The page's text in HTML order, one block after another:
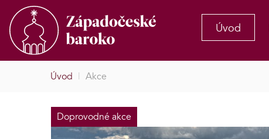
Úvod
Úvod | Akce
Doprovodné akce